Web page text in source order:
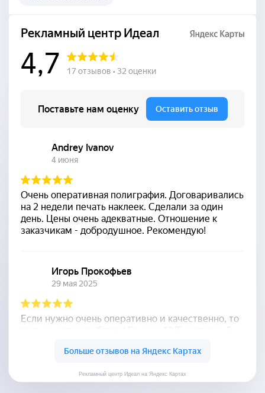
Рекламный центр Идеал на Яндекс Картах